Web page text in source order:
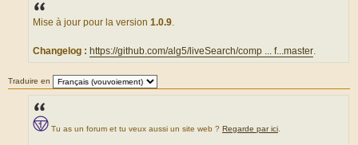
Mise à jour pour la version 1.0.9
Changelog : https://github.com/alg5/liveSearch/comp ... f...master
Traduire en
Tu as un forum et tu veux aussi un site web ? Regarde par ici